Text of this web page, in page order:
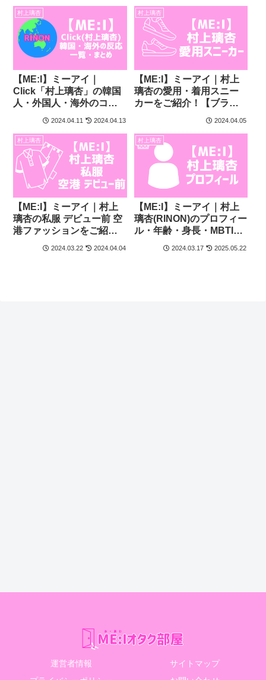
村上璃杏
【ME:I】ミーアイ｜
Click「村上璃杏」の韓国
人・外国人・海外のコメ
2024.04.11 2024.04.13
村上璃杏
【ME:I】ミーアイ｜村上
璃杏の愛用・着用スニー
カーをご紹介！【ブラン
2024.04.05
村上璃杏
【ME:I】ミーアイ｜村上
璃杏の私服 デビュー前 空
港ファッションをご紹
2024.03.22 2024.04.04
村上璃杏
【ME:I】ミーアイ｜村上
璃杏(RINON)のプロフィー
ル・年齢・身長・MBTI性
2024.03.17 2025.05.22
運営者情報
サイトマップ